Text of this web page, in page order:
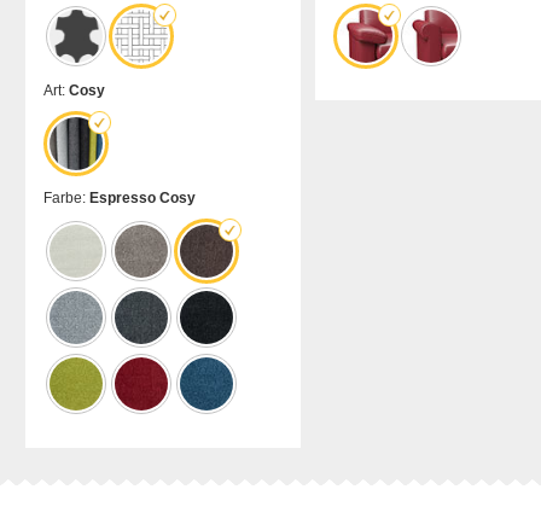
Art: Cosy
Farbe: Espresso Cosy